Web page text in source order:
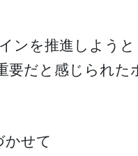
インを推進しよう
要だと感じられた
かせて